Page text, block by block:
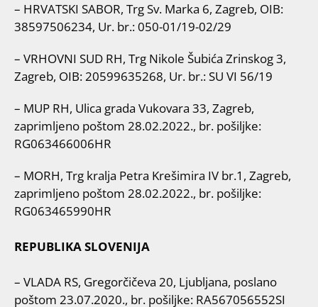
– HRVATSKI SABOR, Trg Sv. Marka 6, Zagreb, OIB:
38597506234, Ur. br.: 050-01/19-02/29
– VRHOVNI SUD RH, Trg Nikole Šubića Zrinskog 3,
Zagreb, OIB: 20599635268, Ur. br.: SU VI 56/19
– MUP RH, Ulica grada Vukovara 33, Zagreb,
zaprimljeno poštom 28.02.2022., br. pošiljke:
RG063466006HR
– MORH, Trg kralja Petra Krešimira IV br.1, Zagreb,
zaprimljeno poštom 28.02.2022., br. pošiljke:
RG063465990HR
REPUBLIKA SLOVENIJA
– VLADA RS, Gregorčičeva 20, Ljubljana, poslano
poštom 23.07.2020., br. pošiljke: RA567056552SI